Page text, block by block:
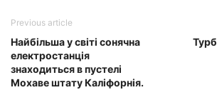
Previous article
Найбільша у світі сонячна
електростанція
знаходиться в пустелі
Мохаве штату Каліфорнія.